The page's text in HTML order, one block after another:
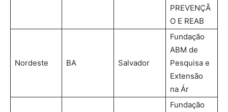
PREVENÇÃ
O E REAB
Nordeste BA Salvador
Fundação
ABM de
Pesquisa e
Extensão
na Ár
Fundação